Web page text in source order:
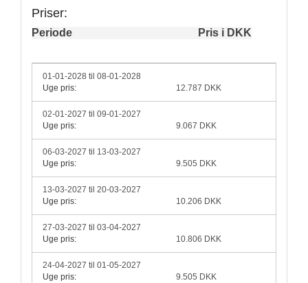
Priser:
Periode Pris i DKK
01-01-2028 til 08-01-2028
Uge pris:
12.787 DKK
02-01-2027 til 09-01-2027
Uge pris:
9.067 DKK
06-03-2027 til 13-03-2027
Uge pris:
9.505 DKK
13-03-2027 til 20-03-2027
Uge pris:
10.206 DKK
27-03-2027 til 03-04-2027
Uge pris:
10.806 DKK
24-04-2027 til 01-05-2027
Uge pris:
9.505 DKK